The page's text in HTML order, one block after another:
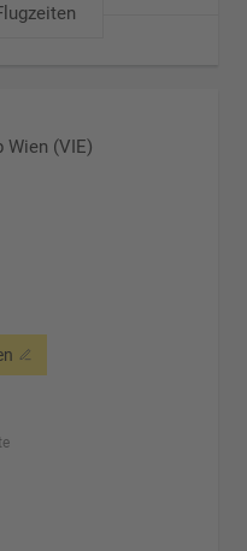
Wien (VIE)